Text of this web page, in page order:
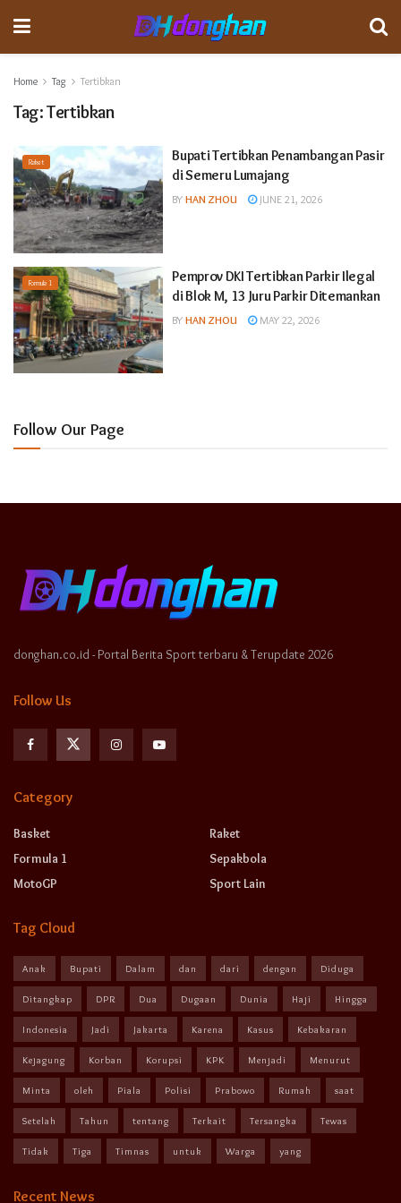
Home Tag Tertibkan
Tag:Tertibkan
Raket
Bupati Tertibkan Penambangan Pasir
di Semeru Lumajang
BY HAN ZHOU JUNE 21, 2026
Formula 1
Pemprov DKI Tertibkan Parkir Ilegal
di Blok M, 13 Juru Parkir Ditemankan
BY HAN ZHOU MAY 22, 2026
Follow Our Page
donghan.co.id - Portal Berita Sport terbaru & Terupdate 2026
Follow Us
Category
Basket
Formula 1
MotoGP
Raket
Sepakbola
Sport Lain
Tag Cloud
Anak Bupati Dalam dan dari dengan Diduga
Ditangkap DPR Dua Dugaan Dunia Haji Hingga
Indonesia Jadi Jakarta Karena Kasus Kebakaran
Kejagung Korban Korupsi KPK Menjadi Menurut
Minta oleh Piala Polisi Prabowo Rumah saat
Setelah Tahun tentang Terkait Tersangka Tewas
Tidak Tiga Timnas untuk Warga yang
Recent News